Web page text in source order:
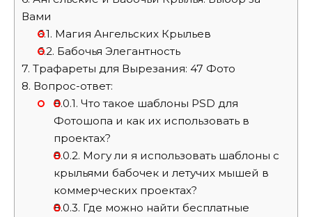
Вами
6.1. Магия Ангельских Крыльев
6.2. Бабочья Элегантность
7. Трафареты для Вырезания: 47 Фото
8. Вопрос-ответ:
8.0.1. Что такое шаблоны PSD для
Фотошопа и как их использовать в
проектах?
8.0.2. Могу ли я использовать шаблоны с
крыльями бабочек и летучих мышей в
коммерческих проектах?
8.0.3. Где можно найти бесплатные